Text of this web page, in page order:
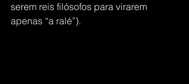
serem reis filósofos para virarem
apenas “a ralé”).